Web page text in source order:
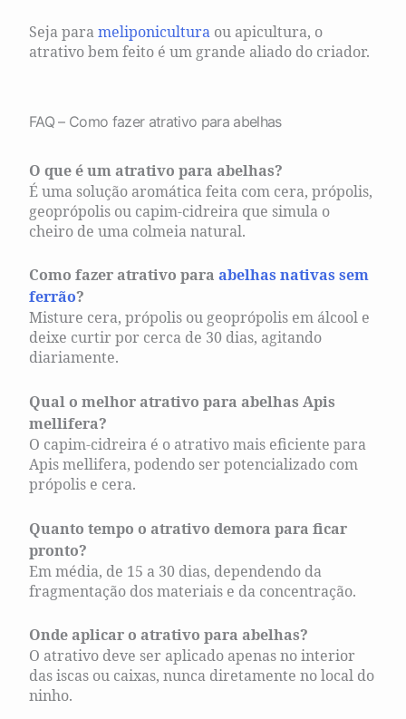
Seja parameliponicultura ou apicultura, o
atrativo bem feito é um grande aliado do criador.
FAQ – Como fazer atrativo para abelhas
O que é um atrativo para abelhas?
É uma solução aromática feita com cera, própolis,
geoprópolis ou capim-cidreira que simula o
cheiro de uma colmeia natural.
Como fazer atrativo para abelhas nativas sem
ferrão?
Misture cera, própolis ou geoprópolis em álcool e
deixe curtir por cerca de 30 dias, agitando
diariamente.
Qual o melhor atrativo para abelhas Apis
mellifera?
O capim-cidreira é o atrativo mais eficiente para
Apis mellifera, podendo ser potencializado com
própolis e cera.
Quanto tempo o atrativo demora para ficar
pronto?
Em média, de 15 a 30 dias, dependendo da
fragmentação dos materiais e da concentração.
Onde aplicar o atrativo para abelhas?
O atrativo deve ser aplicado apenas no interior
das iscas ou caixas, nunca diretamente no local do
ninho.